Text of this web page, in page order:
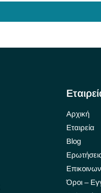
Αρχική
Εταιρεία
Blog
Όροι –